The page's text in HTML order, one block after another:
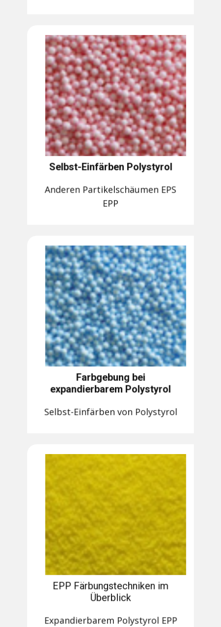
Selbst-Einfärben Polystyrol
Anderen Partikelschäumen EPS
EPP
Farbgebung bei
expandierbarem Polystyrol
Selbst-Einfärben von Polystyrol
EPP Färbungstechniken im
Überblick
Expandierbarem Polystyrol EPP